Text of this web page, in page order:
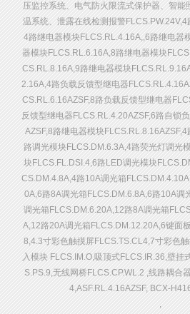
压监控系统、电气防火限流式保护器、智能
温系统、泄露在线检测报警
4路继电器模块FLCS.RL.4.16A,,6路继电器
器模块FLCS.RL.6.16A,8路继电器模块
CS.RL.8.16A,9路继电器模块
2.16A,4路负载反馈型继电器
CS.RL.6.16AZSF,8路负载反馈型继电器
反馈型继电器FLCS.RL.4.20AZSF,6路自锁
AZSF,8路继电器模块
路调光模块FLCS.DM.6.3A,4路荧光灯调光
块FLCS.FL.DSI.4,6路LED调光模块
CS.DM.4.8A,4路10A调光箱
0A,6路8A调光箱FLCS.DM.6.8A,6路10A调
调光箱FLCS.DM.6.20A,12路8A调光箱
A,12路20A调光箱FLCS.DM.12.20A,6键面
8,4.3寸彩色触摸屏FLCS.TS.CL4,7寸彩色
入模块 FLCS.IM.O,吸顶式FLCS.IR.36,壁挂
S.PS.9,无线网桥FLCS.CP.WL.2 ,线路耦合
4,ASF.RL.4.16AZSF, BCX-
,